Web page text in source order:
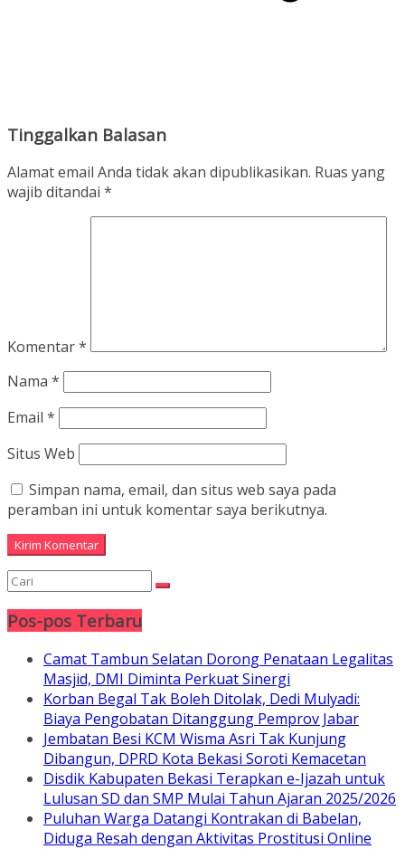
Tinggalkan Balasan
Alamat email Anda tidak akan dipublikasikan. Ruas yang
wajib ditandai *
Komentar*
Nama *
Email *
Situs Web
Simpan nama, email, dan situs web saya pada
peramban ini untuk komentar saya berikutnya.
Pos-pos Terbaru
Camat Tambun Selatan Dorong Penataan Legalitas
Masjid, DMI Diminta Perkuat Sinergi
Korban Begal Tak Boleh Ditolak, Dedi Mulyadi:
Biaya Pengobatan Ditanggung Pemprov Jabar
Jembatan Besi KCM Wisma Asri Tak Kunjung
Dibangun, DPRD Kota Bekasi Soroti Kemacetan
Disdik Kabupaten Bekasi Terapkan e-Ijazah untuk
Lulusan SD dan SMP Mulai Tahun Ajaran 2025/2026
Puluhan Warga Datangi Kontrakan di Babelan,
Diduga Resah dengan Aktivitas Prostitusi Online